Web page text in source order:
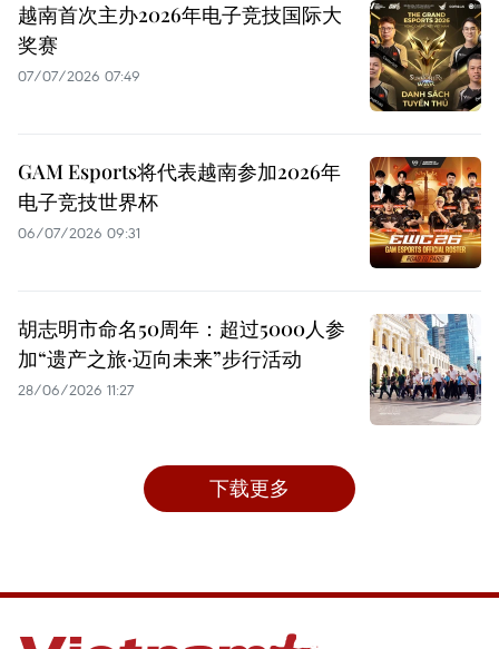
越南首次主办2026年电子竞技国际大
奖赛
07/07/2026 07:49
GAM Esports将代表越南参加2026年
电子竞技世界杯
06/07/2026 09:31
胡志明市命名50周年：超过5000人参
加“遗产之旅·迈向未来”步行活动
28/06/2026 11:27
下载更多